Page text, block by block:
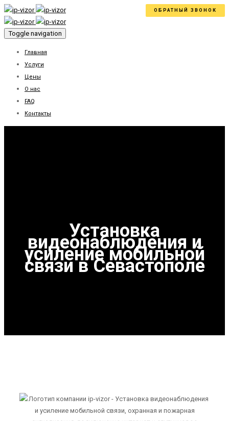
ОБРАТНЫЙ ЗВОНОК
Toggle navigation
Главная
Услуги
Цены
О нас
FAQ
Контакты
Установка
видеонаблюдения и
усиление мобильной
связи в Севастополе